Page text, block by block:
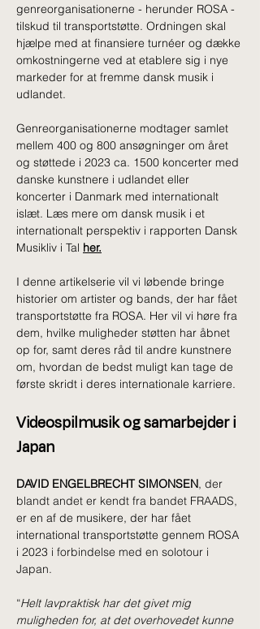
genreorganisationerne - herunder ROSA -
tilskud til transportstøtte. Ordningen skal
hjælpe med at finansiere turnéer og dække
omkostningerne ved at etablere sig i nye
markeder for at fremme dansk musik i
udlandet.
Genreorganisationerne modtager samlet
mellem 400 og 800 ansøgninger om året
og støttede i 2023 ca. 1500 koncerter med
danske kunstnere i udlandet eller
koncerter i Danmark med internationalt
islæt. Læs mere om dansk musik i et
internationalt perspektiv i rapporten Dansk
Musikliv i Tal her.
I denne artikelserie vil vi løbende bringe
historier om artister og bands, der har fået
transportstøtte fra ROSA. Her vil vi høre fra
dem, hvilke muligheder støtten har åbnet
op for, samt deres råd til andre kunstnere
om, hvordan de bedst muligt kan tage de
første skridt i deres internationale karriere.
Videospilmusik og samarbejder i
Japan
DAVID ENGELBRECHT SIMONSEN, der
blandt andet er kendt fra bandet FRAADS,
er en af de musikere, der har fået
international transportstøtte gennem ROSA
i 2023 i forbindelse med en solotour i
Japan.
“Helt lavpraktisk har det givet mig
muligheden for, at det overhovedet kunne